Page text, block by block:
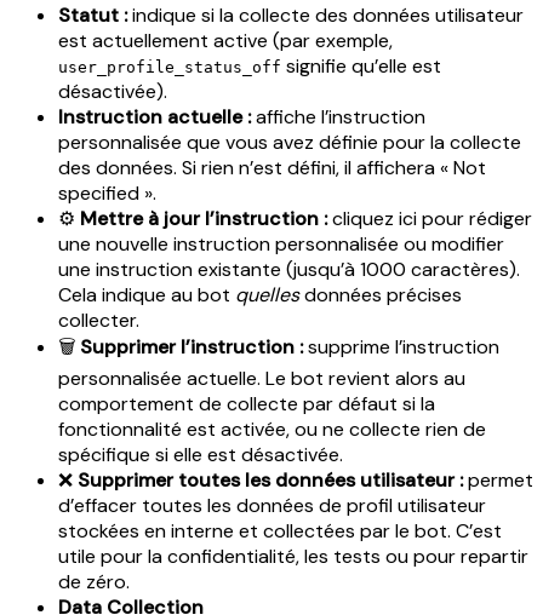
Statut :indique si la collecte des données utilisateur
est actuellement active (par exemple,
user_profile_status_off signifie qu’elle est
désactivée).
Instruction actuelle :affiche l’instruction
personnalisée que vous avez définie pour la collecte
des données. Si rien n’est défini, il affichera « Not
specified ».
⚙️ Mettre à jour l’instruction :cliquez ici pour rédiger
une nouvelle instruction personnalisée ou modifier
une instruction existante (jusqu’à 1000 caractères).
Cela indique au bot quellesdonnées précises
collecter.
🗑️ Supprimer l’instruction :supprime l’instruction
personnalisée actuelle. Le bot revient alors au
comportement de collecte par défaut si la
fonctionnalité est activée, ou ne collecte rien de
spécifique si elle est désactivée.
❌ Supprimer toutes les données utilisateur :permet
d’effacer toutes les données de profil utilisateur
stockées en interne et collectées par le bot. C’est
utile pour la confidentialité, les tests ou pour repartir
de zéro.
Data Collection